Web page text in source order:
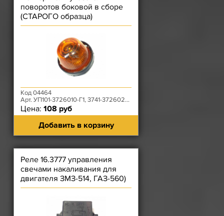
поворотов боковой в сборе
(СТАРОГО образца)
Код 04464
Арт. УП101-3726010-Г1, 3741-3726020-01
Цена: 108 руб
Добавить в корзину
Реле 16.3777 управления
свечами накаливания для
двигателя ЗМЗ-514, ГАЗ-560)
Автоприбор